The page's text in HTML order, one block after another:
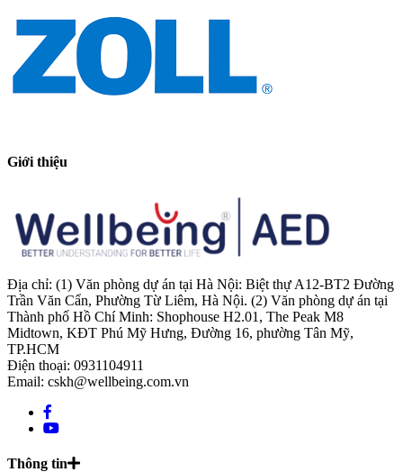
Giới thiệu
Địa chỉ: (1) Văn phòng dự án tại Hà Nội: Biệt thự A12-BT2 Đường
Trần Văn Cẩn, Phường Từ Liêm, Hà Nội. (2) Văn phòng dự án tại
Thành phố Hồ Chí Minh: Shophouse H2.01, The Peak M8
Midtown, KĐT Phú Mỹ Hưng, Đường 16, phường Tân Mỹ,
TP.HCM
Điện thoại: 0931104911
Email: cskh@wellbeing.com.vn
Thông tin